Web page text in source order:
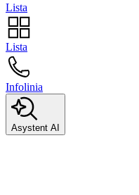
Lista
Lista
Infolinia
Asystent AI